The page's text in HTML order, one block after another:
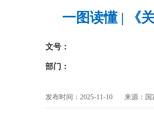
一图读懂 | 《
文号：
部门：
发布时间：2025-11-10 来源：国